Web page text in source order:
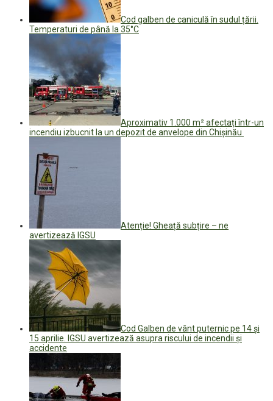
Cod galben de caniculă în sudul țării.
Temperaturi de până la 35°C
Aproximativ 1.000 m² afectați într-un
incendiu izbucnit la un depozit de anvelope din Chișinău
Atenție! Gheață subțire – ne
avertizează IGSU
Cod Galben de vânt puternic pe 14 și
15 aprilie. IGSU avertizează asupra riscului de incendii și
accidente